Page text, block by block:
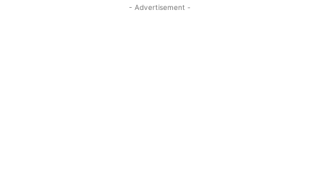
- Advertisement -